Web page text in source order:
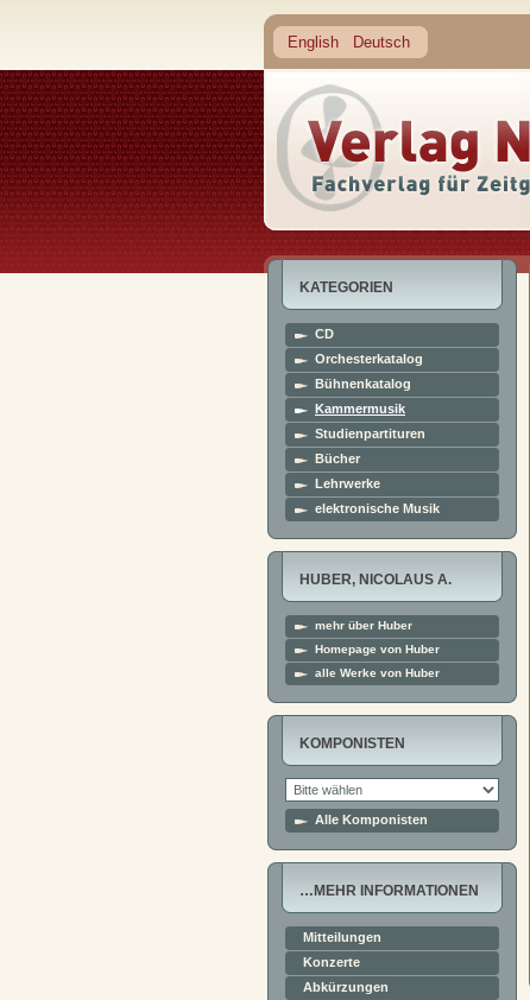
English Deutsch
KATEGORIEN
CD
Orchesterkatalog
Bühnenkatalog
Kammermusik
Studienpartituren
Bücher
Lehrwerke
elektronische Musik
HUBER, NICOLAUS A.
mehr über Huber
Homepage von Huber
alle Werke von Huber
KOMPONISTEN
Alle Komponisten
…MEHR INFORMATIONEN
Mitteilungen
Konzerte
Abkürzungen